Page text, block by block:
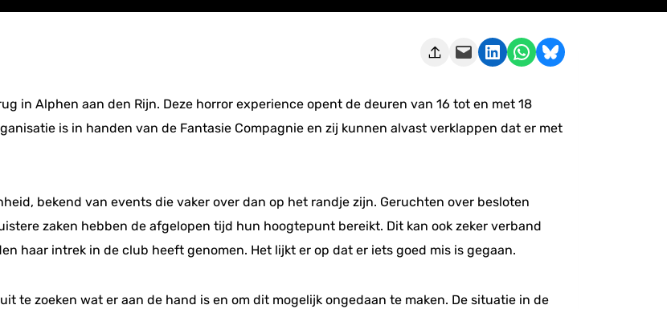
Deze pagina e-mailen Delen op LinkedIn Delen via WhatsApp Share on Bluesky
in Alphen aan den Rijn. Deze horror experience opent de deuren van 16 tot en met 18
is in handen van de Fantasie Compagnie en zij kunnen alvast verklappen dat er met
bekend van events die vaker over dan op het randje zijn. Geruchten over besloten
zaken hebben de afgelopen tijd hun hoogtepunt bereikt. Dit kan ook zeker verband
haar intrek in de club heeft genomen. Het lijkt er op dat er iets goed mis is gegaan.
te zoeken wat er aan de hand is en om dit mogelijk ongedaan te maken. De situatie in de